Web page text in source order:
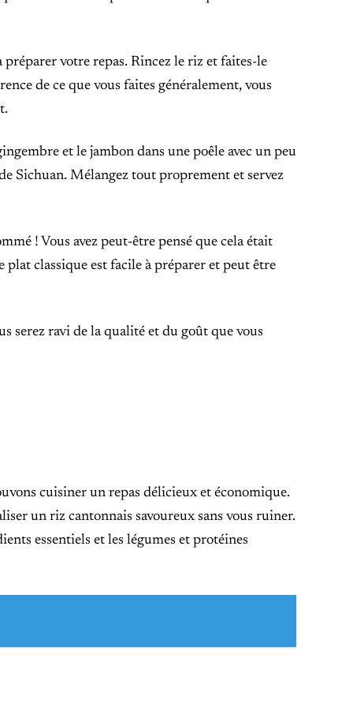
votre repas. Rincez le riz et faites-le
de ce que vous faites généralement, vous
et le jambon dans une poêle avec un peu
Sichuan. Mélangez tout proprement et servez
! Vous avez peut-être pensé que cela était
classique est facile à préparer et peut être
serez ravi de la qualité et du goût que vous
cuisiner un repas délicieux et économique.
un riz cantonnais savoureux sans vous ruiner.
essentiels et les légumes et protéines